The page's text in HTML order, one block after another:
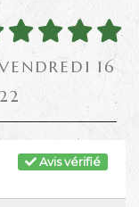
16
Avis vérifié